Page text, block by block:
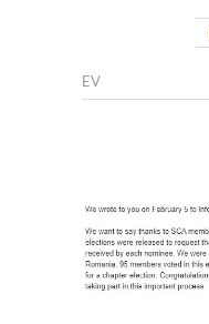
EV